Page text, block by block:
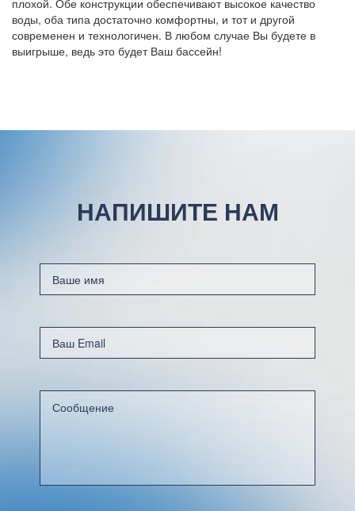
плохой. Обе конструкции обеспечивают высокое качество
воды, оба типа достаточно комфортны, и тот и другой
современен и технологичен. В любом случае Вы будете в
выигрыше, ведь это будет Ваш бассейн!
НАПИШИТЕ НАМ